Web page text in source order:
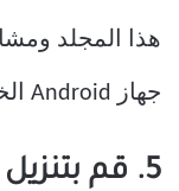
هذا المجلد
جهاز Android الخاص بك.
5. قم